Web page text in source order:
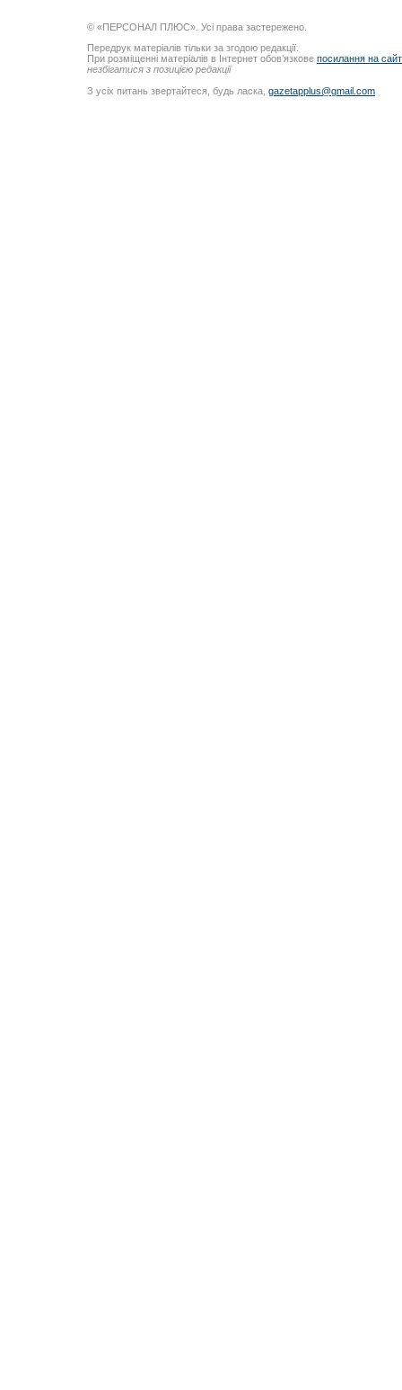
© «ПЕРСОНАЛ ПЛЮС». Усі права застережено.
Передрук матеріалів тільки за згодою редакції.
При розміщенні матеріалів в Інтернет обов’язкове посилання на
незбігатися з позицією редакції
З усіх питань звертайтеся, будь ласка, gazetapplus@gmail.com